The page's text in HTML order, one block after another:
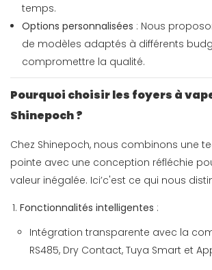
temps.
Options personnalisées : Nous
de modèles adaptés à différents
compromettre la qualité.
Pourquoi choisir les foyers à
Shinepoch ?
Chez Shinepoch, nous combinons une
pointe avec une conception réfléchie
valeur inégalée. Ici’c'est ce qui nous
Fonctionnalités intelligentes :
Intégration transparente avec la
RS485, Dry Contact, Tuya Smart et